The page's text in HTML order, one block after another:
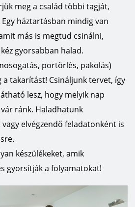
meg a család többi tagját,
háztartásban mindig van
más is megtud csinálni,
gyorsabban halad.
portörlés, pakolás)
a takarítást! Csináljunk tervet, így
lesz, hogy melyik nap
ránk. Haladhatunk
elvégzendő feladatonként is
készülékeket, amik
gyorsítják a folyamatokat!